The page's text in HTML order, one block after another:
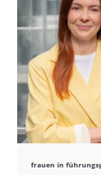
frauen in